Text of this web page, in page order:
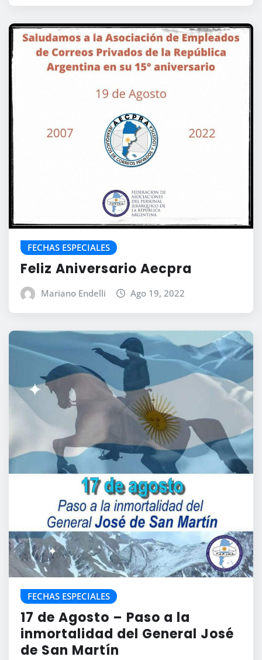
FECHAS ESPECIALES
Feliz Aniversario Aecpra
Mariano Endelli Ago 19, 2022
FECHAS ESPECIALES
17 de Agosto – Paso a la
inmortalidad del General José
de San Martín